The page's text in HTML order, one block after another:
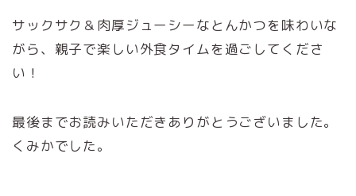
サックサク＆肉厚ジューシーなとんかつを味わいな
がら、親子で楽しい外食タイムを過ごしてくださ
い！
最後までお読みいただきありがとうございました。
くみかでした。